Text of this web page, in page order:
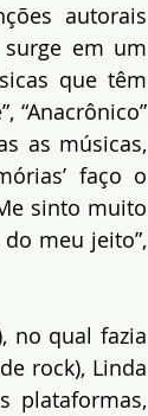
autorais
surge em um
que têm
“Anacrônico”
as músicas,
faço o
sinto muito
meu jeito”,
no qual fazia
rock), Linda
plataformas,